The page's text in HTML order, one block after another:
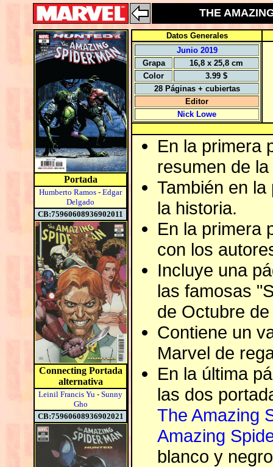
THE
Portada
Humberto Ramos - Edgar
Delgado
CB:75960608936902011
Connecting Portada
alternativa
Leinil Francis Yu - Sunny
Gho
CB:75960608936902021
Datos Generales
Junio 2019
Grapa
16,8 x 25,8 cm
Color
3.99 $
28 Páginas + cubiertas
Editor
Nick Lowe
En la primera
resumen de
También en
la historia.
En la primera
con los
Incluye una
las famosas
de Octubre
Contiene un
Marvel de
En la última
las dos
The Amazing
Amazing
blanco y